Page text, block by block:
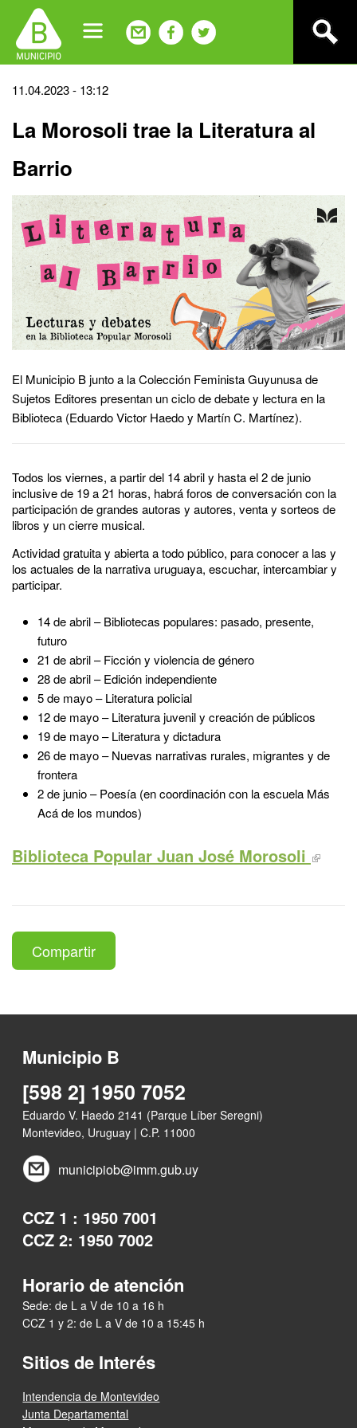
navigation
Back
top
11.04.2023 - 13:12
La Morosoli trae la Literatura al
Barrio
El Municipio B junto a la Colección Feminista Guyunusa de
Sujetos Editores presentan un ciclo de debate y lectura en la
Biblioteca (Eduardo Victor Haedo y Martín C. Martínez).
Todos los viernes, a partir del 14 abril y hasta el 2 de junio
inclusive de 19 a 21 horas, habrá foros de conversación con la
participación de grandes autoras y autores, venta y sorteos de
libros y un cierre musical.
Actividad gratuita y abierta a todo público, para conocer a las y
los actuales de la narrativa uruguaya, escuchar, intercambiar y
participar.
14 de abril – Bibliotecas populares: pasado, presente,
futuro
21 de abril – Ficción y violencia de género
28 de abril – Edición independiente
5 de mayo – Literatura policial
12 de mayo – Literatura juvenil y creación de públicos
19 de mayo – Literatura y dictadura
26 de mayo – Nuevas narrativas rurales, migrantes y de
frontera
2 de junio – Poesía (en coordinación con la escuela Más
Acá de los mundos)
Biblioteca Popular Juan José Morosoli
Compartir
Municipio B
[598 2] 1950 7052
Eduardo V. Haedo 2141 (Parque Líber Seregni)
Montevideo, Uruguay | C.P. 11000
municipiob@imm.gub.uy
CCZ 1 : 1950 7001
CCZ 2: 1950 7002
Horario de atención
Sede: de L a V de 10 a 16 h
CCZ 1 y 2: de L a V de 10 a 15:45 h
Sitios de Interés
Intendencia de Montevideo
Junta Departamental